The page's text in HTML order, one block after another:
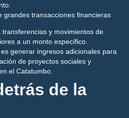
grandes transacciones financieras
transferencias y movimientos de
a un monto específico.
generar ingresos adicionales para
de proyectos sociales y
el Catatumbo.
de la